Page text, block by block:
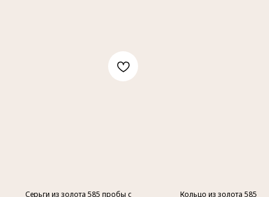
Серьги из золота 585 пробы с
Кольцо из золота 585
История бренда
Обручальные кольца
Контакты
Индивидуальный предприниматель